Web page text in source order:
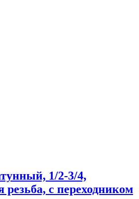
1/2-3/4,
резьба, с переходником